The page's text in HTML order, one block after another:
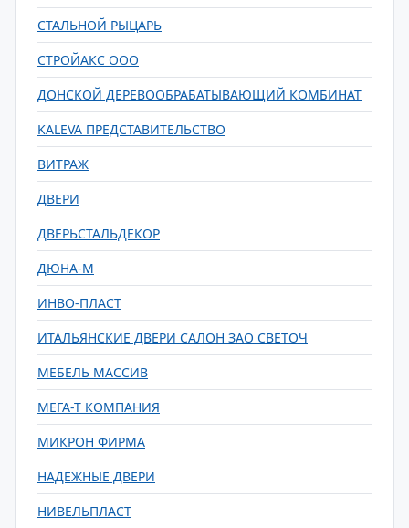
СТАЛЬНОЙ РЫЦАРЬ
СТРОЙАКС ООО
ДОНСКОЙ ДЕРЕВООБРАБАТЫВАЮЩИЙ КОМБИНАТ
KALEVA ПРЕДСТАВИТЕЛЬСТВО
ВИТРАЖ
ДВЕРИ
ДВЕРЬСТАЛЬДЕКОР
ДЮНА-М
ИНВО-ПЛАСТ
ИТАЛЬЯНСКИЕ ДВЕРИ САЛОН ЗАО СВЕТОЧ
МЕБЕЛЬ МАССИВ
МЕГА-Т КОМПАНИЯ
МИКРОН ФИРМА
НАДЕЖНЫЕ ДВЕРИ
НИВЕЛЬПЛАСТ